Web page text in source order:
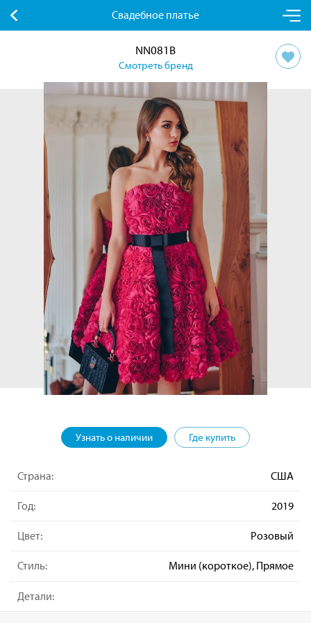
Свадебное платье
NN081B
Смотреть бренд
Узнать о наличии Где купить
Страна: США
Год: 2019
Цвет: Розовый
Стиль: Мини (короткое), Прямое
Детали: